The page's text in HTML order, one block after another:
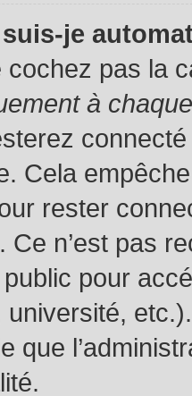
je
cochez pas la
à
Cela
rester
Ce n’est pas
pour
université,
que